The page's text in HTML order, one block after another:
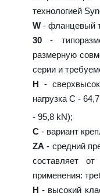
технологией
W - фланцевый
30 -
размерную
серии и
H -
нагрузка C -
- 95,8 kN);
C - вариант
ZA - средний
составляет
применения:
H - высокий